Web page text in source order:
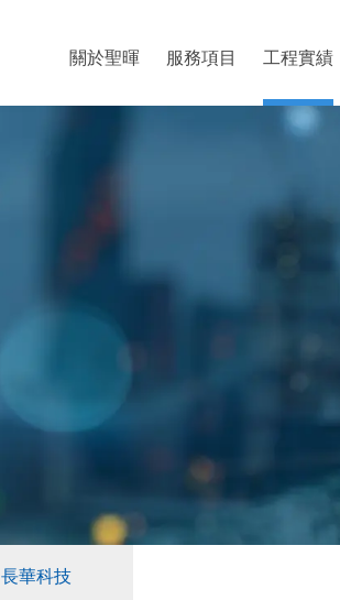
關於聖暉 服務項目 工程實績
長華科技